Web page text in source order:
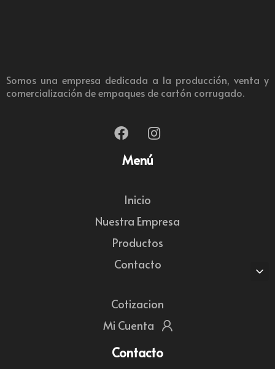
Somos una empresa dedicada a la producción, venta y
comercialización de empaques de cartón corrugado.
Menú
Inicio
Nuestra Empresa
Productos
Contacto
Cotizacion
Mi Cuenta
Contacto